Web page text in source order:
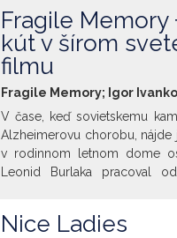
Fragile Memory
kút v šírom
filmu
Fragile Memory; Igor
V čase, keď sovietskemu
Alzheimerovu chorobu, nájde
v rodinnom letnom dome
Leonid Burlaka pracoval
zozbieranie kúskov
Nice Ladies